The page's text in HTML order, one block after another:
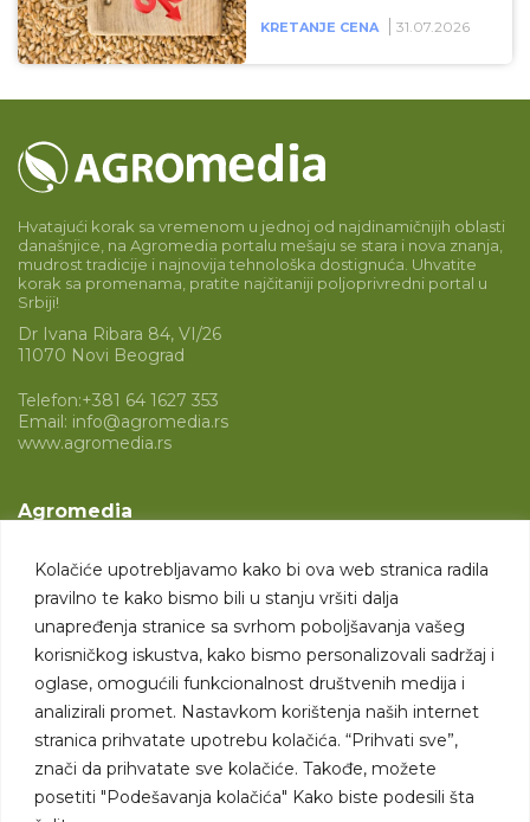
Kolačiće upotrebljavamo kako bi ova web stranica radila
pravilno te kako bismo bili u stanju vršiti dalja
unapređenja stranice sa svrhom poboljšavanja vašeg
korisničkog iskustva, kako bismo personalizovali sadržaj i
oglase, omogućili funkcionalnost društvenih medija i
analizirali promet. Nastavkom korištenja naših internet
stranica prihvatate upotrebu kolačića. “Prihvati sve”,
znači da prihvatate sve kolačiće. Takođe, možete
posetiti "Podešavanja kolačića" Kako biste podesili šta
KRETANJE CENA 31.07.2026
Hvatajući korak sa vremenom u jednoj od najdinamičnijih oblasti
današnjice, na Agromedia portalu mešaju se stara i nova znanja,
mudrost tradicije i najnovija tehnološka dostignuća. Uhvatite
korak sa promenama, pratite najčitaniji poljoprivredni portal u
Srbiji!
Dr Ivana Ribara 84, VI/26
11070 Novi Beograd
Telefon:+381 64 1627 353
Email: info@agromedia.rs
www.agromedia.rs
Agromedia
Svet poljoprivrede
Marketing usluge
Tražimo saradnike
Kontakt
Kontakt